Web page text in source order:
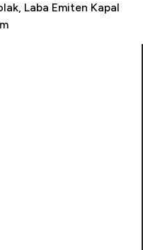
Laba Emiten Kapal